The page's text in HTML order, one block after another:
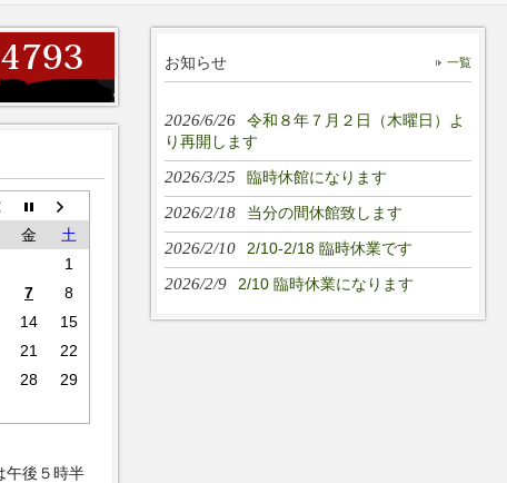
金
土
1
7
8
14
15
21
22
28
29
午後５時半
お知らせ 一覧
2026/6/26
令和８年７月２日（木曜日）よ
り再開します
2026/3/25 臨時休館になります
2026/2/18 当分の間休館致します
2026/2/10 2/10-2/18 臨時休業です
2026/2/9 2/10 臨時休業になります